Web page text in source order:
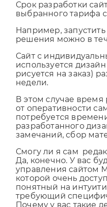
выбранного тарифа
решения можно в
используется
рисуется на заказ)
недели.
от оперативности
потребуется
разработанного
замечаний, сбор
Да, конечно. У вас
управления сайтом
которой очень
понятный на
требующий
Почему у вас такие